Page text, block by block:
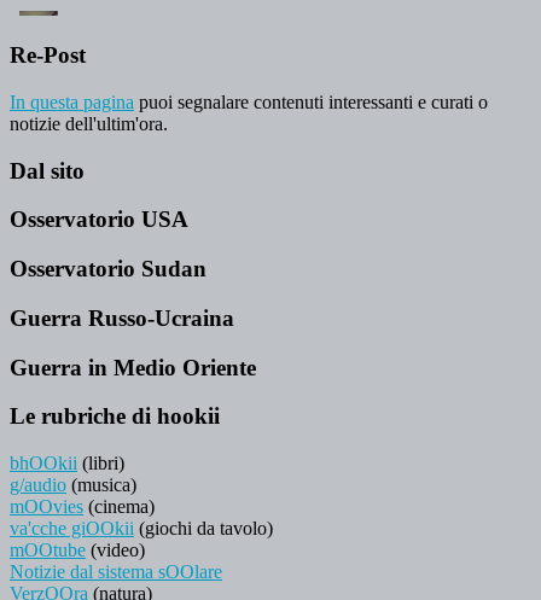
Re-Post
In questa pagina puoi segnalare contenuti interessanti e curati o
notizie dell'ultim'ora.
Dal sito
Osservatorio USA
Osservatorio Sudan
Guerra Russo-Ucraina
Guerra in Medio Oriente
Le rubriche di hookii
bhOOkii (libri)
g/audio (musica)
mOOvies (cinema)
va'cche giOOkii (giochi da tavolo)
mOOtube (video)
Notizie dal sistema sOOlare
VerzOOra (natura)